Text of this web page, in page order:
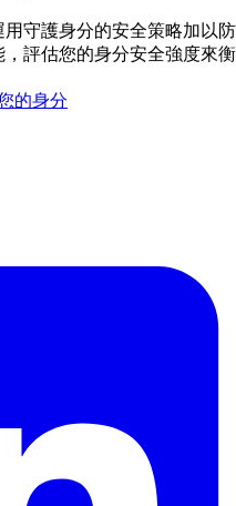
守護身分的安全策略加以防
評估您的身分安全強度來
的身分